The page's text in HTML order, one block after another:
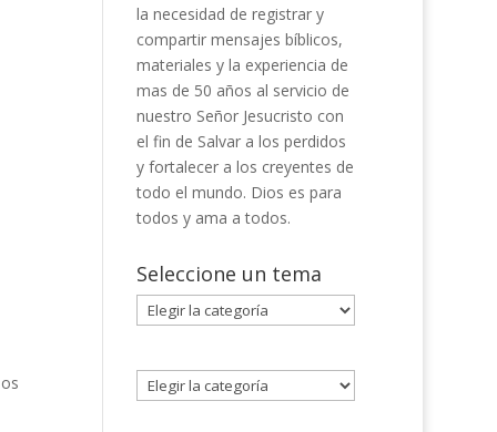
la necesidad de registrar y
compartir mensajes bíblicos,
materiales y la experiencia de
mas de 50 años al servicio de
nuestro Señor Jesucristo con
el fin de Salvar a los perdidos
y fortalecer a los creyentes de
todo el mundo. Dios es para
todos y ama a todos.
Seleccione un tema
Seleccione
un